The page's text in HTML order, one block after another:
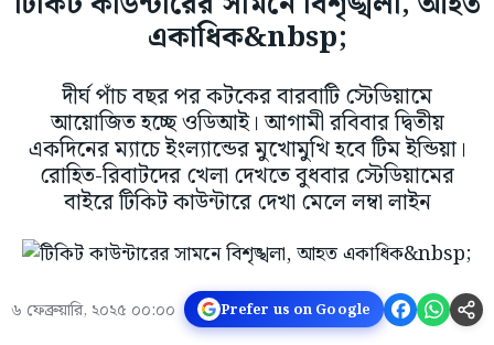
একাধিক&nbsp;
দীর্ঘ পাঁচ বছর পর কটকের বারবাটি স্টেডিয়ামে
আয়োজিত হচ্ছে ওডিআই। আগামী রবিবার দ্বিতীয়
একদিনের ম্যাচে ইংল্যান্ডের মুখোমুখি হবে টিম ইন্ডিয়া।
রোহিত-রিবাটদের খেলা দেখতে বুধবার স্টেডিয়ামের
বাইরে টিকিট কাউন্টারে দেখা মেলে লম্বা লাইন
৬ ফেব্রুয়ারি, ২০২৫ ০০:০০ Prefer us on Google